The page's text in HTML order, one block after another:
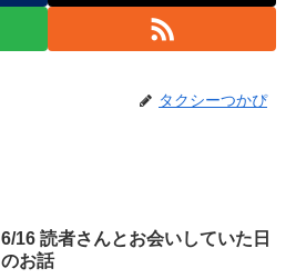
タクシーつかぴ
6/16 読者さんとお会いしていた日
のお話